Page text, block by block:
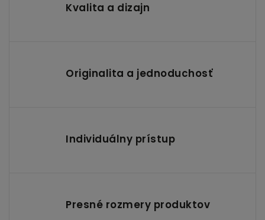
Kvalita a dizajn
Originalita a jednoduchosť
Individuálny prístup
Presné rozmery produktov